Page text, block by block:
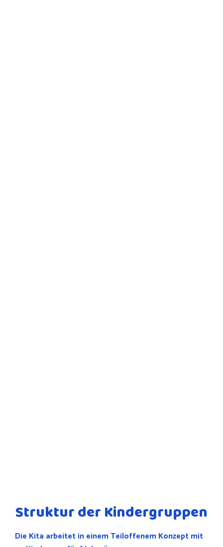
Struktur der Kindergruppen
Die Kita arbeitet in einem Teiloffenem Konzept mit